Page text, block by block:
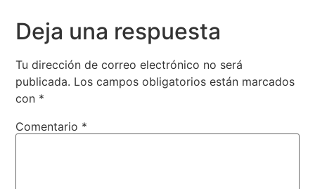
Deja una respuesta
Tu dirección de correo electrónico no será
publicada. Los campos obligatorios están marcados
con *
Comentario *